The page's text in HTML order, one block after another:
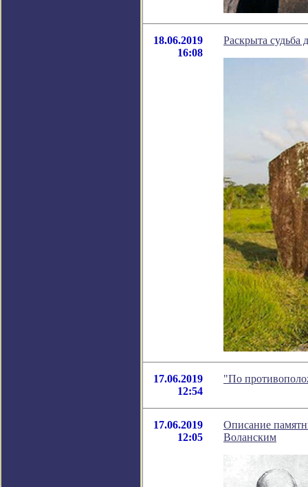
18.06.2019
16:08
Раскрыта
17.06.2019
12:54
"По
17.06.2019
12:05
Описание
Воланским